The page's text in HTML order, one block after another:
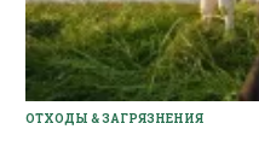
ОТХОДЫ & ЗАГРЯЗНЕНИЯ